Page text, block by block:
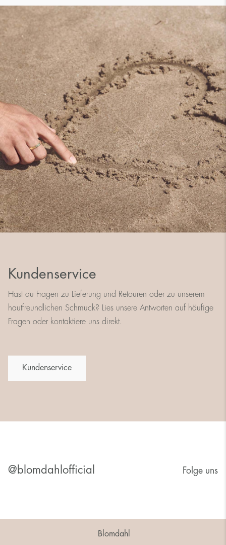
Kundenservice
Hast du Fragen zu Lieferung und Retouren oder zu unserem
hautfreundlichen Schmuck? Lies unsere Antworten auf häufige
Fragen oder kontaktiere uns direkt.
Kundenservice
@blomdahlofficial Folge uns
Blomdahl